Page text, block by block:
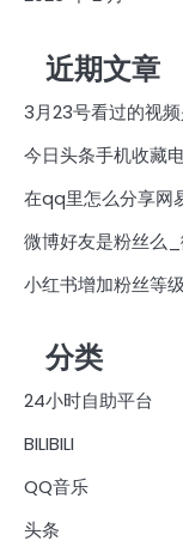
近期文章
3月23号看过的视
今日头条手机收藏
在qq里怎么分享网
微博好友是粉丝么
小红书增加粉丝等
分类
24小时自助平台
BILIBILI
QQ音乐
头条